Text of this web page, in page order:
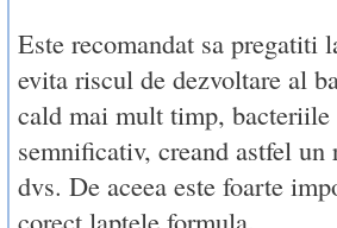
Este recomandat sa pregatiti
evita riscul de dezvoltare al
cald mai mult timp,
semnificativ, creand astfel
dvs. De aceea este foarte
corect laptele formula.